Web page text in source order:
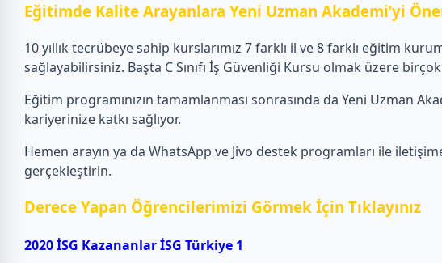
Eğitimde Kalite Arayanlara Yeni Uzman Akademi’yi
10 yıllık tecrübeye sahip kurslarımız 7 farklı il ve 8 farklı eğitim
sağlayabilirsiniz. Başta C Sınıfı İş Güvenliği Kursu olmak üzere
Eğitim programınızın tamamlanması sonrasında da Yeni Uzman
kariyerinize katkı sağlıyor.
Hemen arayın ya da WhatsApp ve Jivo destek programları ile
gerçekleştirin.
Derece Yapan Öğrencilerimizi Görmek İçin Tıklayınız
2020 İSG Kazananlar İSG Türkiye 1